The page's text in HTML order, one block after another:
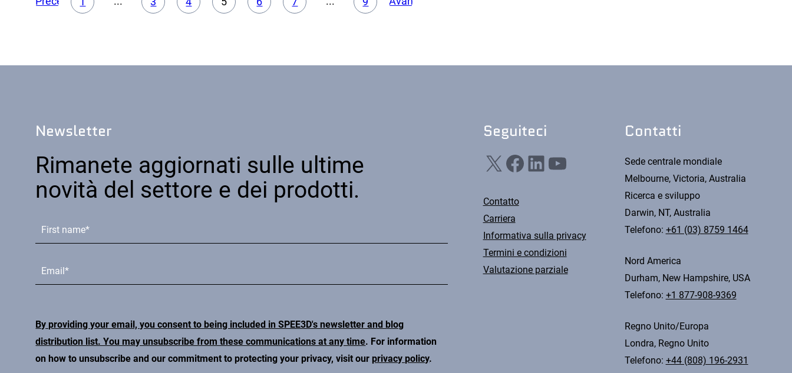
Newsletter
Rimanete aggiornati sulle ultime
novità del settore e dei prodotti.
By providing your email, you consent to being included in SPEE3D's newsletter and blog
distribution list. You may unsubscribe from these communications at any time. For information
on how to unsubscribe and our commitment to protecting your privacy, visit our privacy policy.
Seguiteci
X Facebook LinkedIn YouTube
Contatto
Carriera
Informativa sulla privacy
Termini e condizioni
Valutazione parziale
Contatti
Sede centrale mondiale
Melbourne, Victoria, Australia
Ricerca e sviluppo
Darwin, NT, Australia
Telefono: +61 (03) 8759 1464
Nord America
Durham, New Hampshire, USA
Telefono: +1 877-908-9369
Regno Unito/Europa
Londra, Regno Unito
Telefono: +44 (808) 196-2931